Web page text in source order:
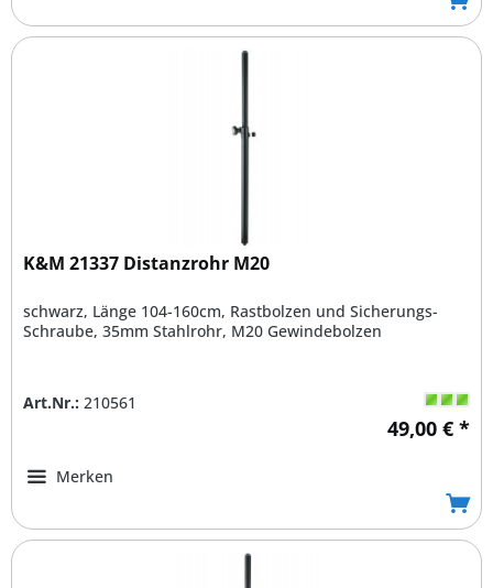
K&M 21337 Distanzrohr M20
schwarz, Länge 104-160cm, Rastbolzen und Sicherungs-
Schraube, 35mm Stahlrohr, M20 Gewindebolzen
Art.Nr.: 210561
49,00 € *
Merken